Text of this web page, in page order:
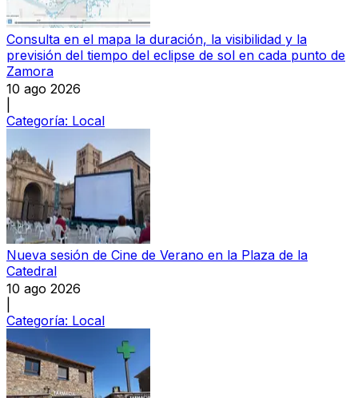
Consulta en el mapa la duración, la visibilidad y la
previsión del tiempo del eclipse de sol en cada punto de
Zamora
10 ago 2026
Categoría: Local
Nueva sesión de Cine de Verano en la Plaza de la
Catedral
10 ago 2026
Categoría: Local